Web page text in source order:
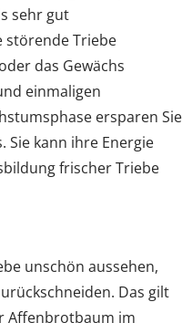
sehr gut
störende Triebe
das Gewächs
einmaligen
ersparen Sie
Sie kann ihre Energie
frischer Triebe
unschön aussehen,
Das gilt
Affenbrotbaum im